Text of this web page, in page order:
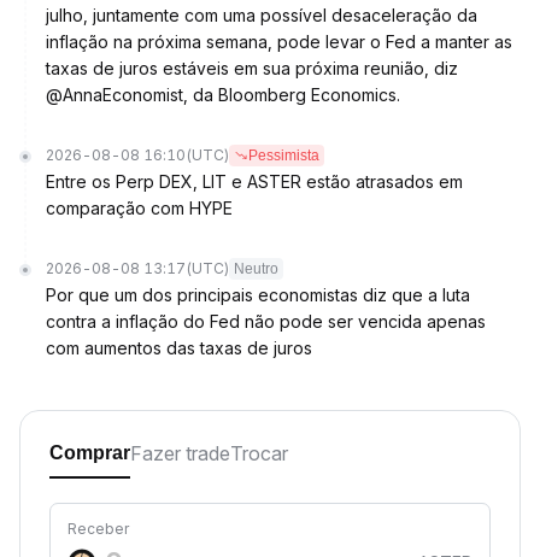
julho, juntamente com uma possível desaceleração da
inflação na próxima semana, pode levar o Fed a manter as
taxas de juros estáveis em sua próxima reunião, diz
@AnnaEconomist, da Bloomberg Economics.
2026-08-08 16:10 (UTC) Pessimista
Entre os Perp DEX, LIT e ASTER estão atrasados em
comparação com HYPE
2026-08-08 13:17 (UTC) Neutro
Por que um dos principais economistas diz que a luta
contra a inflação do Fed não pode ser vencida apenas
com aumentos das taxas de juros
ComprarFazer tradeTrocar
Receber